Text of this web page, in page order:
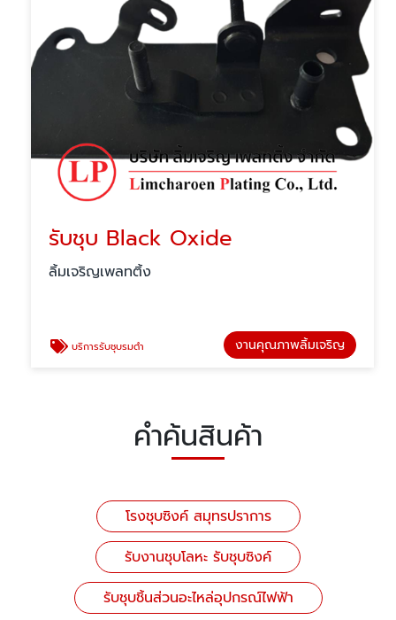
รับชุบ Black Oxide
ลิ้มเจริญเพลทติ้ง
บริการรับชุบรมดำ งานคุณภาพลิ้มเจริญ
คำค้นสินค้า
โรงชุบซิงค์ สมุทรปราการ
รับงานชุบโลหะ รับชุบซิงค์
รับชุบชิ้นส่วนอะไหล่อุปกรณ์ไฟฟ้า